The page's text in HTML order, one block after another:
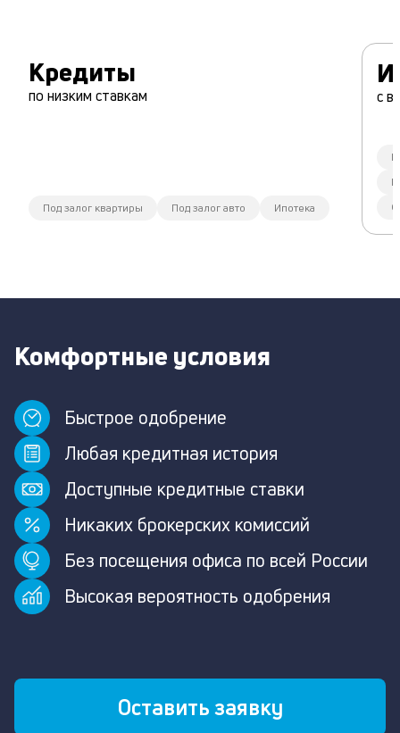
Кредиты
по низким ставкам
Под залог квартиры Под залог авто Ипотека
с
Комфортные условия
Быстрое одобрение
Любая кредитная история
Доступные кредитные ставки
Никаких брокерских комиссий
Без посещения офиса по всей России
Высокая вероятность одобрения
Оставить заявку